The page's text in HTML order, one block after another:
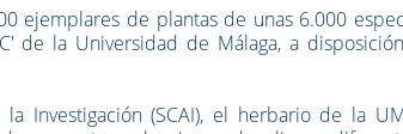
ejemplares de plantas de unas 6.000
de la Universidad de Málaga, a
Investigación (SCAI), el herbario de la